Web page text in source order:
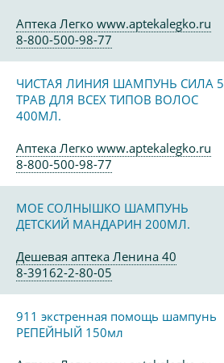
Аптека Легко www.aptekalegko.ru
8-800-500-98-77
ЧИСТАЯ ЛИНИЯ ШАМПУНЬ СИЛА 5
ТРАВ ДЛЯ ВСЕХ ТИПОВ ВОЛОС
400МЛ.
Аптека Легко www.aptekalegko.ru
8-800-500-98-77
МОЕ СОЛНЫШКО ШАМПУНЬ
ДЕТСКИЙ МАНДАРИН 200МЛ.
Дешевая аптека Ленина 40
8-39162-2-80-05
911 экстренная помощь шампунь
РЕПЕЙНЫЙ 150мл